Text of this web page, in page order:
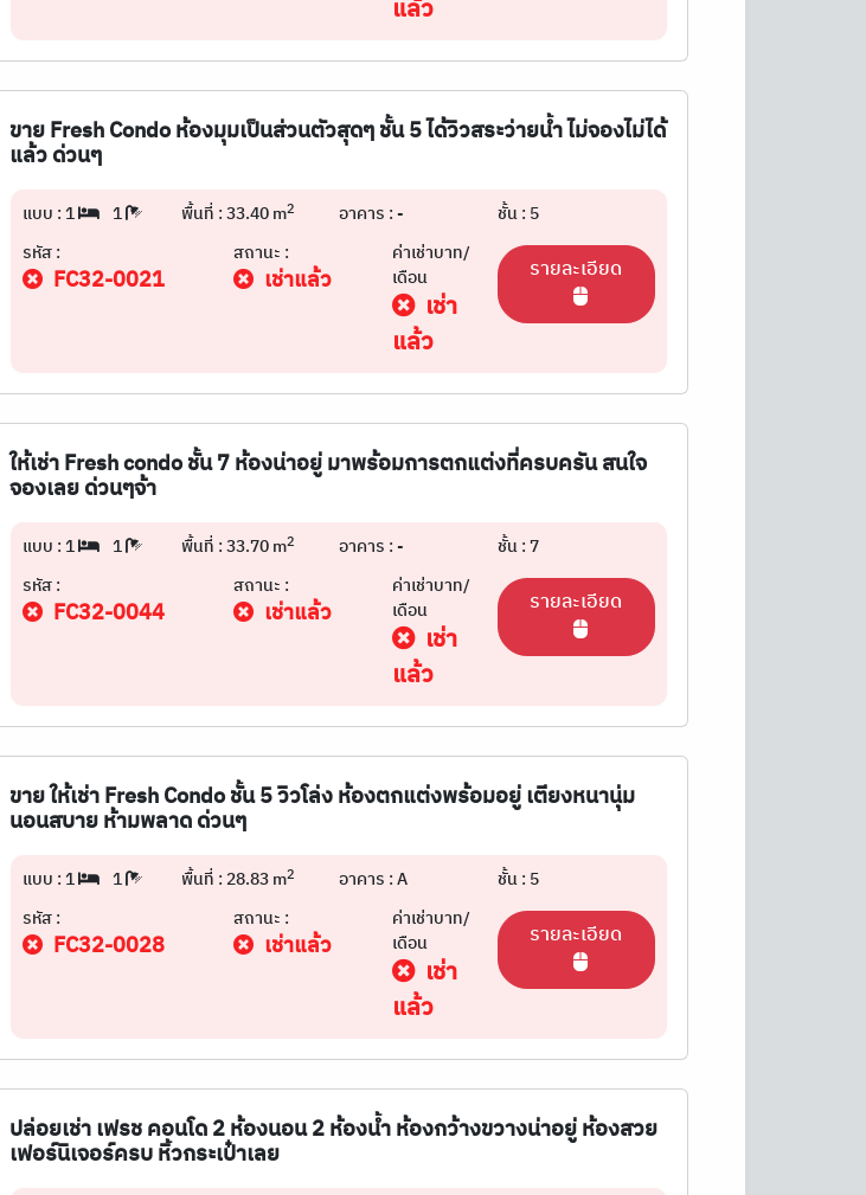
แล้ว
ขาย Fresh Condo ห้องมุมเป็นส่วนตัวสุดๆ ชั้น 5 ได้วิวสระว่ายน้ำ ไม่จองไม่ได้
แล้ว ด่วนๆ
แบบ : 1 1 พื้นที่ : 33.40 m2 อาคาร : -
ชั้น : 5
รหัส :
FC32-0021
สถานะ :
เช่าแล้ว
ค่าเช่าบาท/
เดือน
เช่า
แล้ว
ให้เช่า Fresh condo ชั้น 7 ห้องน่าอยู่ มาพร้อมการตกแต่งที่ครบครัน สนใจ
จองเลย ด่วนๆจ้า
แบบ : 1 1 พื้นที่ : 33.70 m2 อาคาร : -
ชั้น : 7
รหัส :
FC32-0044
สถานะ :
เช่าแล้ว
ค่าเช่าบาท/
เดือน
เช่า
แล้ว
ขาย ให้เช่า Fresh Condo ชั้น 5 วิวโล่ง ห้องตกแต่งพร้อมอยู่ เตียงหนานุ่ม
นอนสบาย ห้ามพลาด ด่วนๆ
แบบ : 1 1 พื้นที่ : 28.83 m2 อาคาร : A
ชั้น : 5
รหัส :
FC32-0028
สถานะ :
เช่าแล้ว
ค่าเช่าบาท/
เดือน
เช่า
แล้ว
ปล่อยเช่า เฟรช คอนโด 2 ห้องนอน 2 ห้องน้ำ ห้องกว้างขวางน่าอยู่ ห้องสวย
เฟอร์นิเจอร์ครบ หิ้วกระเป๋าเลย